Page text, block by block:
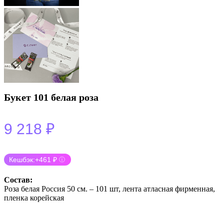
Букет 101 белая роза
9 218 ₽
Кешбэк:+461 ₽ ⓘ
Состав:
Роза белая Россия 50 см. – 101 шт, лента атласная фирменная,
пленка корейская